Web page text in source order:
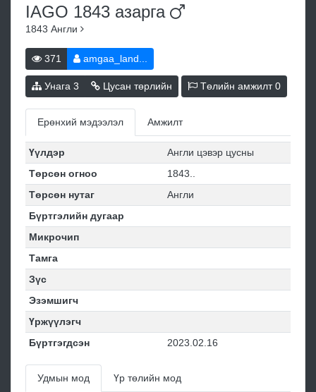
IAGO 1843 азарга
1843 Англи
371 amgaa_land...
Унага 3 Цусан төрлийн Төлийн амжилт0
Ерөнхий мэдээлэл Амжилт
Үүлдэр
Англи цэвэр цусны
Төрсөн огноо
1843..
Төрсөн нутаг
Англи
Бүртгэлийн дугаар
Микрочип
Тамга
Зүс
Эзэмшигч
Үржүүлэгч
Бүртгэгдсэн
2023.02.16
Удмын мод Үр төлийн мод